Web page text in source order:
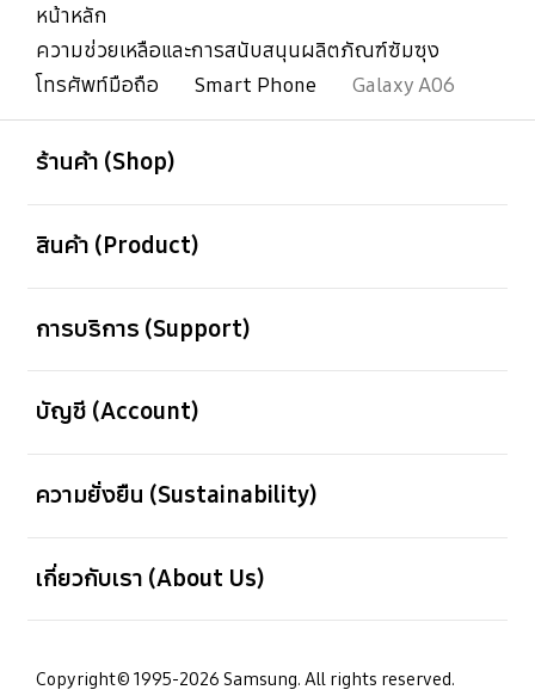
หน้าหลัก
ความช่วยเหลือและการสนับสนุนผลิตภัณฑ์ซัมซุง
โทรศัพท์มือถือ
Smart Phone Galaxy A06
ร้านค้า (Shop)
สินค้า (Product)
การบริการ (Support)
บัญชี (Account)
ความยั่งยืน (Sustainability)
เกี่ยวกับเรา (About Us)
Copyright© 1995-2026 Samsung. All rights reserved.